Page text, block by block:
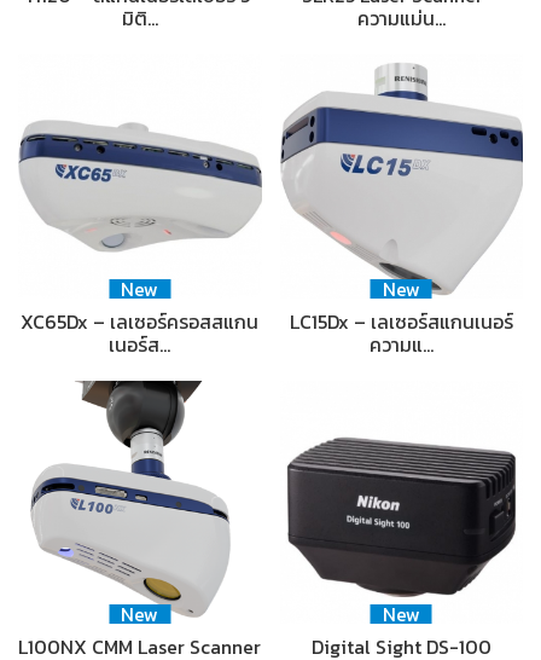
มิติ… ความแม่น…
New
XC65Dx – เลเซอร์ครอสสแกน
เนอร์ส…
New
LC15Dx – เลเซอร์สแกนเนอร์
ความแ…
New
L100NX CMM Laser Scanner
New
Digital Sight DS-100